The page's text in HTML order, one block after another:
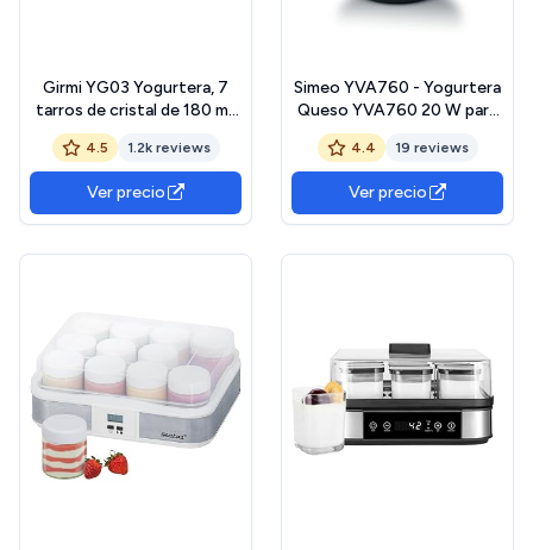
Girmi YG03 Yogurtera, 7
tarros de cristal de 180 ml,
Luces de funcionamiento,
20 W, 42-50° C, blanco
4.5 1.2k reviews
Ver precio
Simeo YVA760 - Yogurtera
Queso YVA760 20 W para
yogur de casa clásica, con
bebidas vegetales, Skyr,
queso blanco, fresco,
hinchera – 6 tarros – ∅19 x
22,5 cm
4.4 19 reviews
Ver precio